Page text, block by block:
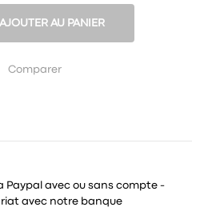
AJOUTER AU PANIER
Comparer
Paypal avec ou sans compte -
avec notre banque